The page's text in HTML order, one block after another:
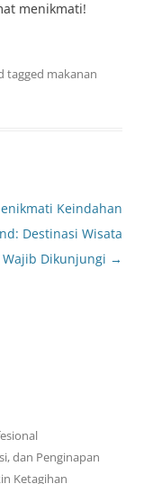
menikmati!
tagged makanan
Keindahan
Destinasi Wisata
Wajib Dikunjungi →
dan Penginapan
Ketagihan